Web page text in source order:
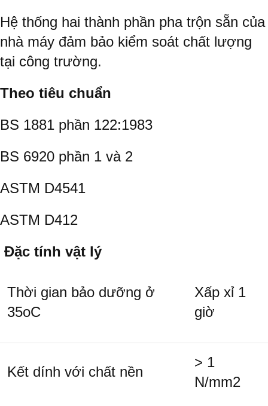
Hệ thống hai thành phần pha trộn sẵn của
nhà máy đảm bảo kiểm soát chất lượng
tại công trường.
Theo tiêu chuẩn
BS 1881 phần 122:1983
BS 6920 phần 1 và 2
ASTM D4541
ASTM D412
Đặc tính vật lý
Thời gian bảo dưỡng ở
35oC
Xấp xỉ 1
giờ
Kết dính với chất nền
> 1
N/mm2